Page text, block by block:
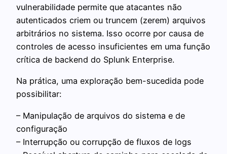
vulnerabilidade permite que atacantes não
autenticados criem ou truncem (zerem) arquivos
arbitrários no sistema. Isso ocorre por causa de
controles de acesso insuficientes em uma função
crítica de backend do Splunk Enterprise.
Na prática, uma exploração bem-sucedida pode
possibilitar:
– Manipulação de arquivos do sistema e de
configuração
– Interrupção ou corrupção de fluxos de logs